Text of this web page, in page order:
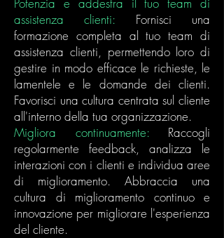
assistenza clienti: Fornisci una
formazione completa al tuo team di
assistenza clienti, permettendo loro di
gestire in modo efficace le richieste, le
lamentele e le domande dei clienti.
Favorisci una cultura centrata sul cliente
all'interno della tua organizzazione.
Migliora continuamente:Raccogli
regolarmente feedback, analizza le
interazioni con i clienti e individua aree
di miglioramento. Abbraccia una
cultura di miglioramento continuo e
innovazione per migliorare l'esperienza
del cliente.